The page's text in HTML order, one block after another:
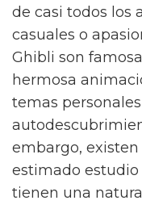
de casi todos los
casuales o
Ghibli son
hermosa
temas
embargo,
estimado
tienen una